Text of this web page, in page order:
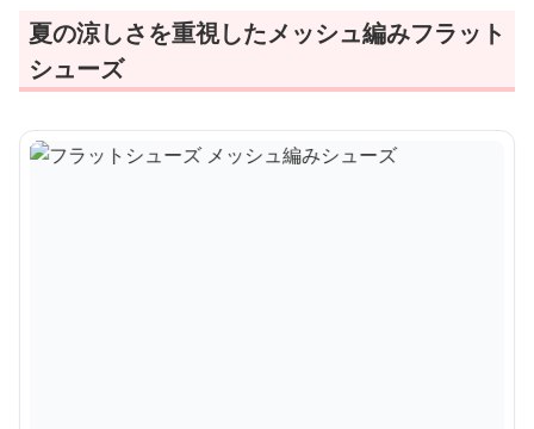
夏の涼しさを重視したメッシュ編みフラット
シューズ